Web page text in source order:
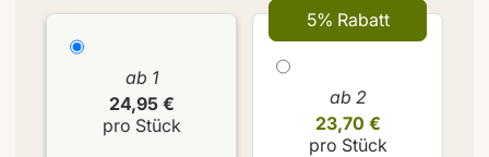
ab 1
24,95 €
pro Stück
5% Rabatt
ab 2
23,70 €
pro Stück